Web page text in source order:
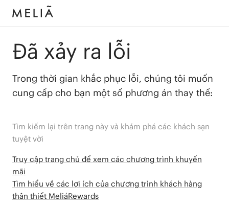
Đã xảy ra lỗi
Trong thời gian khắc phục lỗi, chúng tôi muốn
cung cấp cho bạn một số phương án thay thế:
Tìm kiếm lại trên trang này và khám phá các khách sạn
tuyệt vời
Truy cập trang chủ để xem các chương trình khuyến
mãi
Tìm hiểu về các lợi ích của chương trình khách hàng
thân thiết MeliáRewards